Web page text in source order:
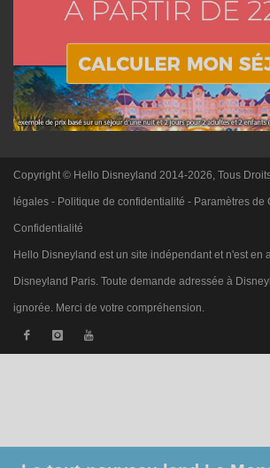
Copyright © Hello Disneyland 2014-2026, Tous
légales - Politique de confidentialité - Paramètres de
Confidentialité
Hello Disneyland est un site indépendant et n'est en
Disneyland Paris. Toute demande adressée à
ignorée. Merci de votre compréhension.